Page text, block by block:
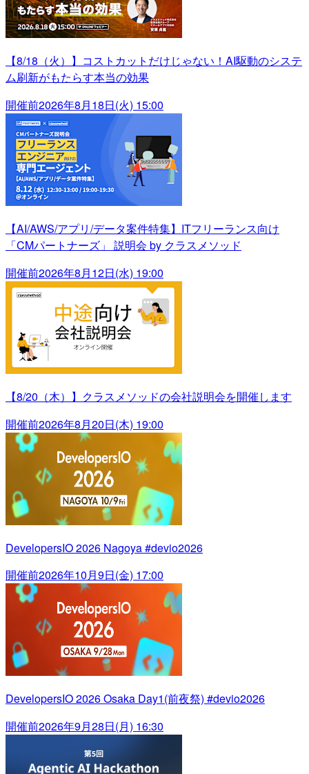
【8/18（火）】コストカットだけじゃない！AI駆動のシステ
ム刷新がもたらす本当の効果
開催前2026年8月18日(火) 15:00
【AI/AWS/アプリ/データ案件特集】ITフリーランス向け
「CMパートナーズ」 説明会 by クラスメソッド
開催前2026年8月12日(水) 19:00
【8/20（木）】クラスメソッドの会社説明会を開催します
開催前2026年8月20日(木) 19:00
DevelopersIO 2026 Nagoya #devio2026
開催前2026年10月9日(金) 17:00
DevelopersIO 2026 Osaka Day1(前夜祭) #devio2026
開催前2026年9月28日(月) 16:30